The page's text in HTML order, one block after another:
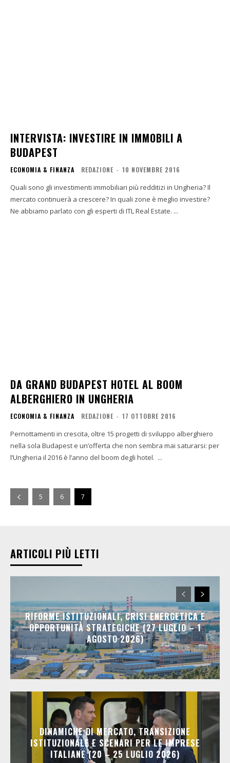
INTERVISTA: INVESTIRE IN IMMOBILI A
BUDAPEST
ECONOMIA & FINANZA REDAZIONE - 10 NOVEMBRE 2016
Quali sono gli investimenti immobiliari più redditizi in Ungheria? Il
mercato continuerà a crescere? In quali zone è meglio investire?
Ne abbiamo parlato con gli esperti di ITL Real Estate. ...
DA GRAND BUDAPEST HOTEL AL BOOM
ALBERGHIERO IN UNGHERIA
ECONOMIA & FINANZA REDAZIONE - 17 OTTOBRE 2016
Pernottamenti in crescita, oltre 15 progetti di sviluppo alberghiero
nella sola Budapest e un’offerta che non sembra mai saturarsi: per
l’Ungheria il 2016 è l’anno del boom degli hotel. ...
5 6 7
ARTICOLI PIÙ LETTI
RIFORME ISTITUZIONALI, CRISI ENERGETICA E
OPPORTUNITÀ STRATEGICHE (27 LUGLIO – 1
AGOSTO 2026)
DINAMICHE DI MERCATO, TRANSIZIONE
ISTITUZIONALE E SCENARI PER LE IMPRESE
ITALIANE (20 – 25 LUGLIO 2026)